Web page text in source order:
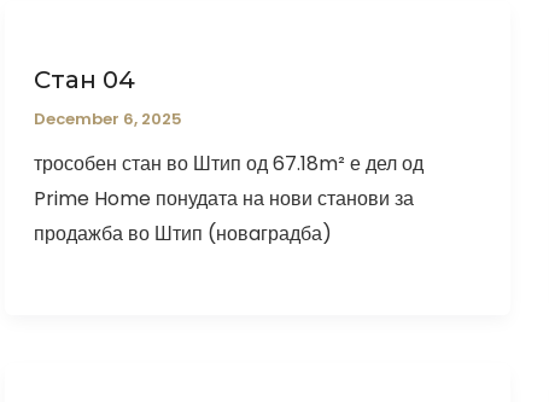
Стан 04
December 6, 2025
трособен стан во Штип од 67.18m² е дел од
Prime Home понудата на нови станови за
продажба во Штип (новaградба)